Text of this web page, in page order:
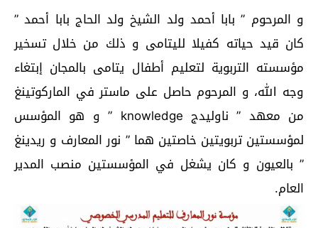
و المرحوم ” بابا أحمد ولد الشيخ ولد الحاج بابا أحمد ”
كان قيد حياته كفيلا لليتامى و ذلك من خلال تسخير
مؤسسته التربوية لتعليم أطفال يتامى بالمجان إبتغاء
وجه الله، و المرحوم حاصل على ماستر في الماركوتينغ
من معهد ” ناوليدج knowledge ” و هو المؤسس
لمؤسستين تربويتين خاصتين هما ” نور المعارف و ريدينغ
” بالعيون و كان يشغل في المؤسستين منصب المدير
العام.